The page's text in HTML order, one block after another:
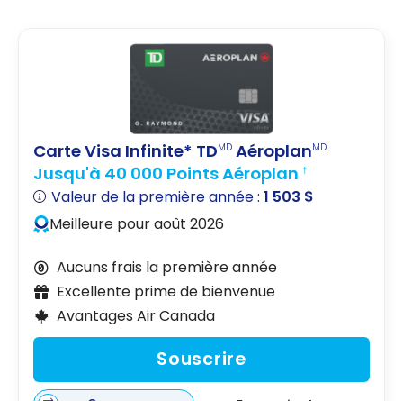
Carte Visa Infinite* TDMD AéroplanMD
Jusqu'à 40 000 Points Aéroplan †
Valeur de la première année :1 503 $
Meilleure pour août 2026
Aucuns frais la première année
Excellente prime de bienvenue
Avantages Air Canada
Souscrire